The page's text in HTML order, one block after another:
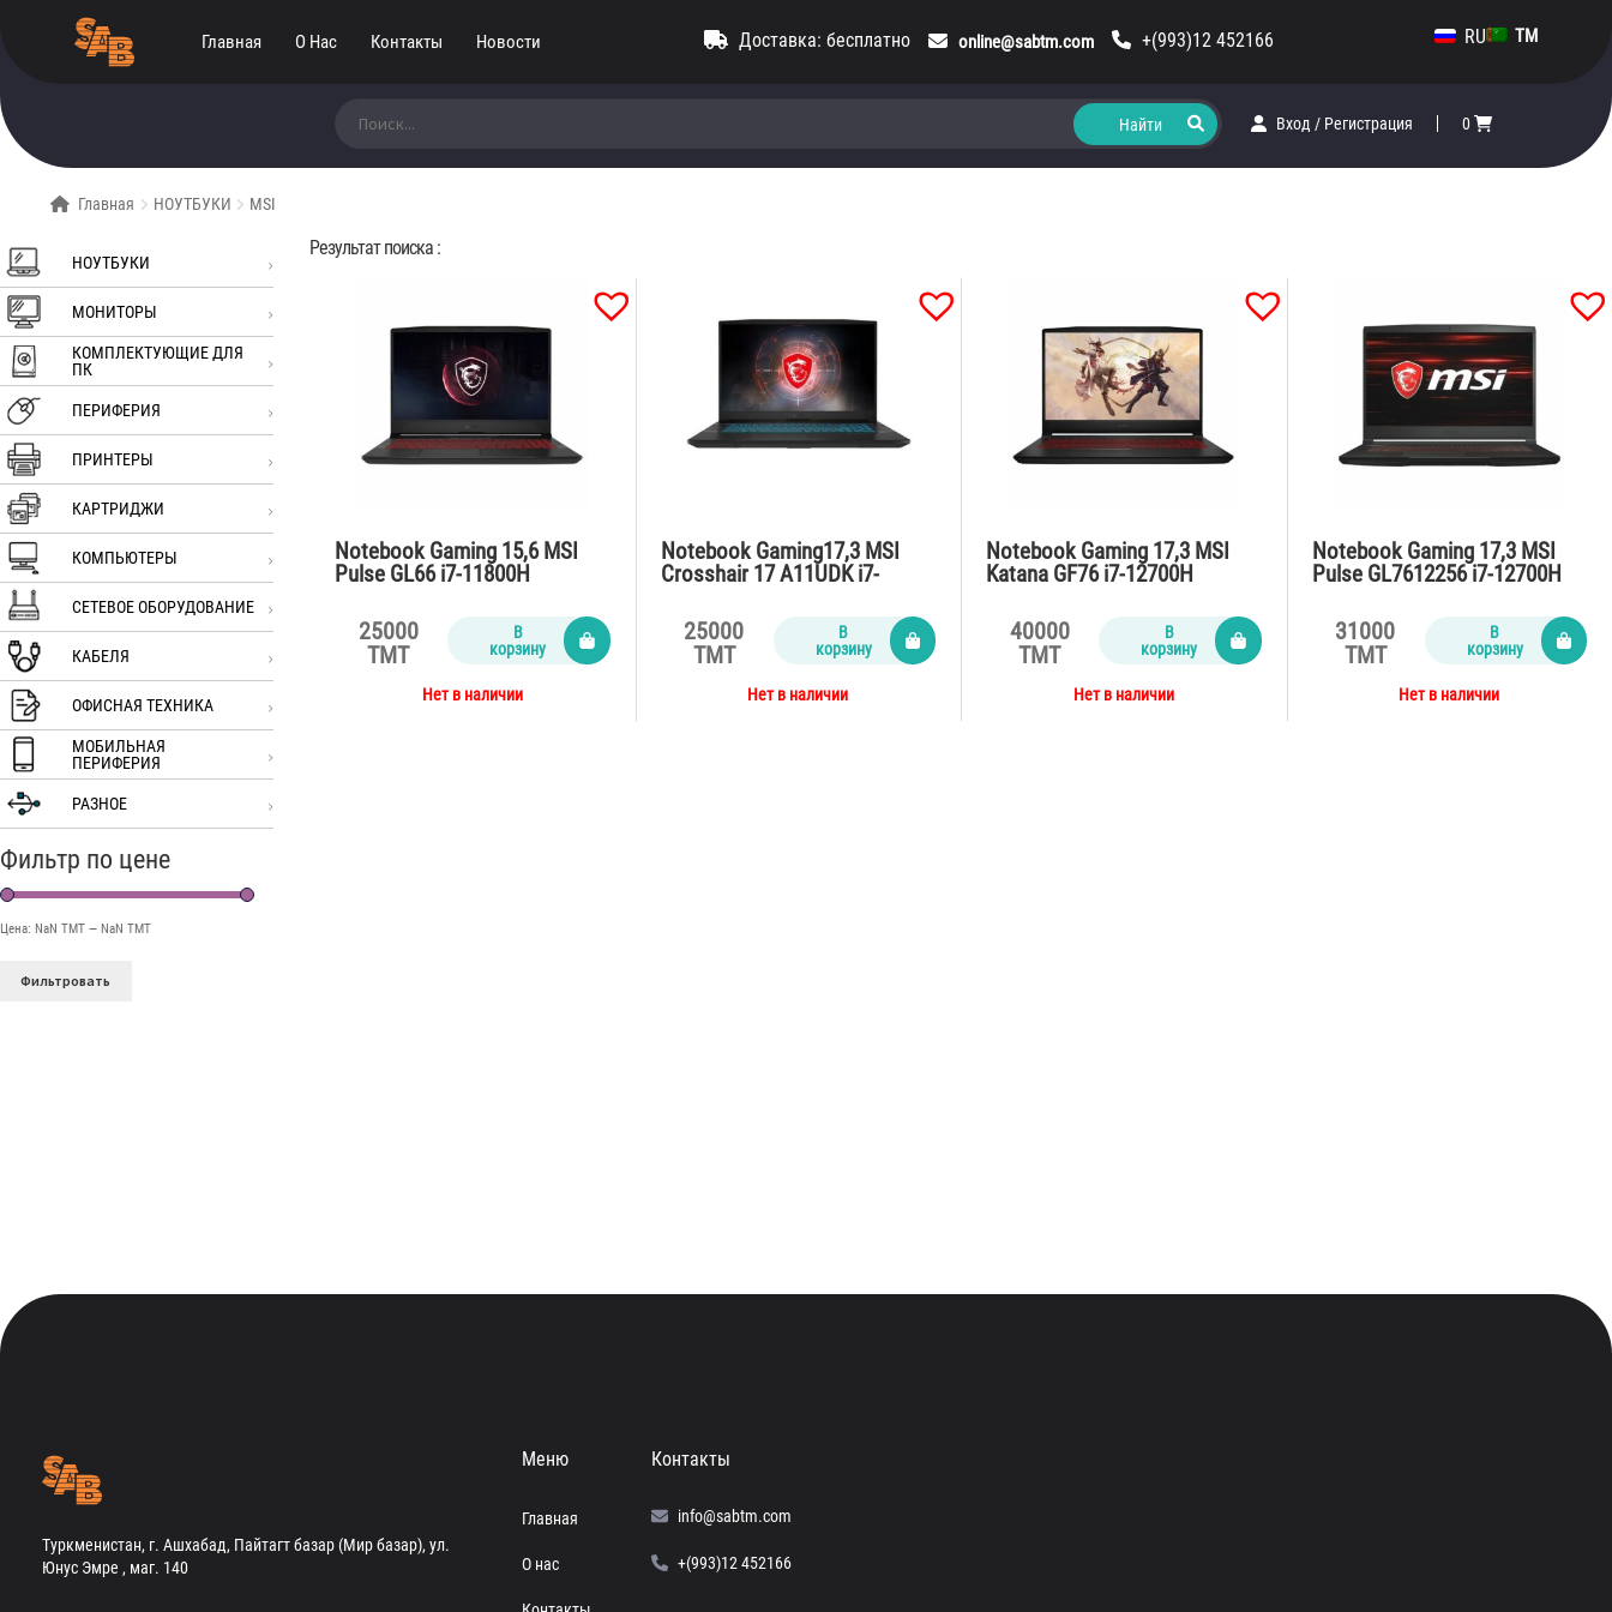
Главная О Нас Контакты Новости Доставка: бесплатно online@sabtm.com +(993)12 452166 RU TM
Вход / Регистрация 0
Главная НОУТБУКИ MSI
НОУТБУКИ
МОНИТОРЫ
КОМПЛЕКТУЮЩИЕ ДЛЯ
ПК
ПЕРИФЕРИЯ
ПРИНТЕРЫ
КАРТРИДЖИ
КОМПЬЮТЕРЫ
СЕТЕВОЕ ОБОРУДОВАНИЕ
КАБЕЛЯ
ОФИСНАЯ ТЕХНИКА
МОБИЛЬНАЯ
ПЕРИФЕРИЯ
РАЗНОЕ
Фильтр по цене
Цена: NaN TMT — NaN TMT
Фильтровать
Результат поиска :
Notebook Gaming 15,6 MSI
Pulse GL66 i7-11800H
25000
TMT
В
корзину
Нет в наличии
Notebook Gaming17,3 MSI
Crosshair 17 A11UDK i7-
25000
TMT
В
корзину
Нет в наличии
Notebook Gaming 17,3 MSI
Katana GF76 i7-12700H
40000
TMT
В
корзину
Нет в наличии
Notebook Gaming 17,3 MSI
Pulse GL7612256 i7-12700H
31000
TMT
В
корзину
Нет в наличии
Туркменистан, г. Ашхабад, Пайтагт базар (Мир базар), ул.
Юнус Эмре , маг. 140
Меню
Главная
О нас
Контакты
info@sabtm.com
+(993)12 452166